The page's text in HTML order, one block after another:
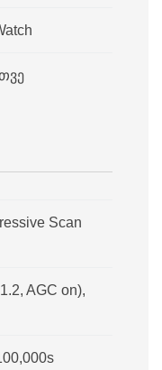
Scan
AGC on),